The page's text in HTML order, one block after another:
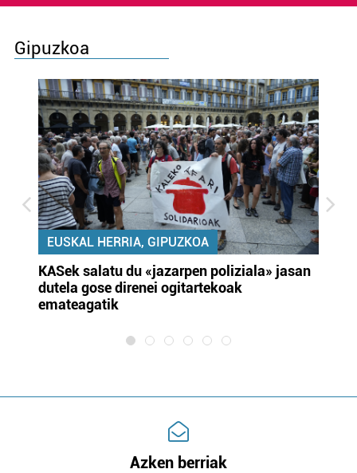
Gipuzkoa
EUSKAL HERRIA, GIPUZKOA
KASek salatu du «jazarpen poliziala» jasan
dutela gose direnei ogitartekoak
emateagatik
Azken berriak